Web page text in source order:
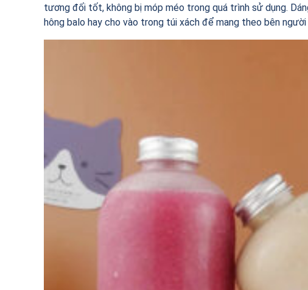
tương đối tốt, không bị móp méo trong quá trình sử dụng.
hông balo hay cho vào trong túi xách để mang theo bên